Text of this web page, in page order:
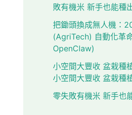
敗有機米 新手也能種
把鋤頭換成無人機：
(AgriTech) 自動化革
OpenClaw)
小空間大豐收 盆栽種
小空間大豐收 盆栽種
零失敗有機米 新手也